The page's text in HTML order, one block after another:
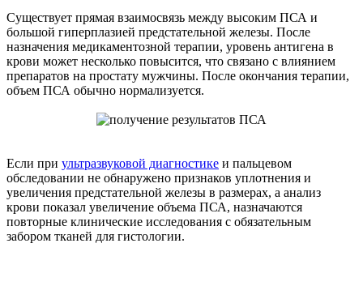
Существует прямая взаимосвязь между высоким ПСА и
большой гиперплазией предстательной железы. После
назначения медикаментозной терапии, уровень антигена в
крови может несколько повысится, что связано с влиянием
препаратов на простату мужчины. После окончания терапии,
объем ПСА обычно нормализуется.
Если при ультразвуковой диагностике и пальцевом
обследовании не обнаружено признаков уплотнения и
увеличения предстательной железы в размерах, а анализ
крови показал увеличение объема ПСА, назначаются
повторные клинические исследования с обязательным
забором тканей для гистологии.